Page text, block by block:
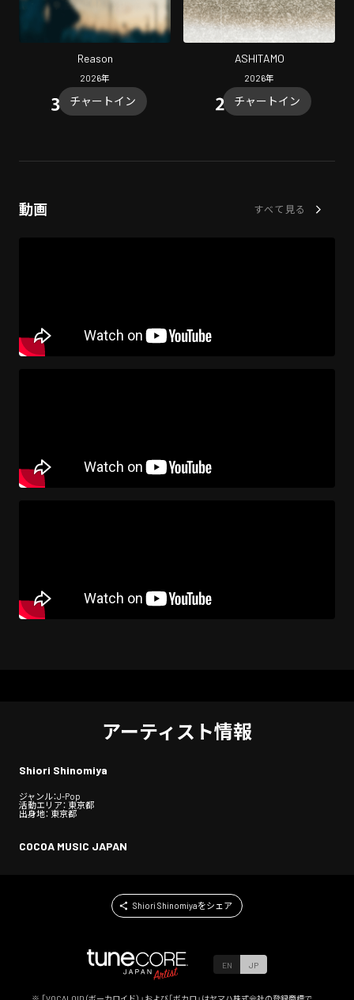
Reason
2026年
チャートイン
ASHITAMO
2026年
チャートイン
動画 すべて見る
アーティスト情報
Shiori Shinomiya
ジャンル：J-Pop
活動エリア： 東京都
出身地： 東京都
COCOA MUSIC JAPAN
Shiori Shinomiyaをシェア
EN JP